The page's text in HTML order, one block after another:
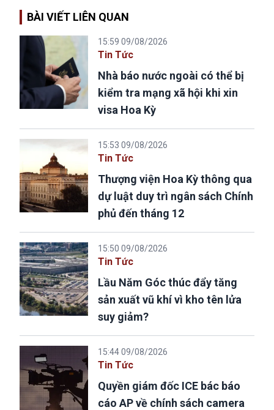
BÀI VIẾT LIÊN QUAN
15:59 09/08/2026
Tin Tức
Nhà báo nước ngoài có thể bị
kiểm tra mạng xã hội khi xin
visa Hoa Kỳ
15:53 09/08/2026
Tin Tức
Thượng viện Hoa Kỳ thông qua
dự luật duy trì ngân sách Chính
phủ đến tháng 12
15:50 09/08/2026
Tin Tức
Lầu Năm Góc thúc đẩy tăng
sản xuất vũ khí vì kho tên lửa
suy giảm?
15:44 09/08/2026
Tin Tức
Quyền giám đốc ICE bác báo
cáo AP về chính sách camera